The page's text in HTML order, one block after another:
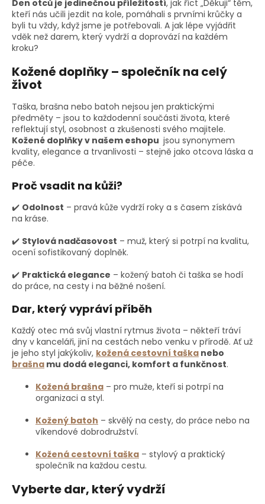
Den otců je jedinečnou příležitostí, jak říct „Děkuji“ těm,
kteří nás učili jezdit na kole, pomáhali s prvními krůčky a
byli tu vždy, když jsme je potřebovali. A jak lépe vyjádřit
vděk než darem, který vydrží a doprovází na každém
kroku?
Kožené doplňky – společník na celý
život
Taška, brašna nebo batoh nejsou jen praktickými
předměty – jsou to každodenní součásti života, které
reflektují styl, osobnost a zkušenosti svého majitele.
Kožené doplňky v našem eshopu jsou synonymem
kvality, elegance a trvanlivosti – stejně jako otcova láska a
péče.
Proč vsadit na kůži?
✔️ Odolnost – pravá kůže vydrží roky a s časem získává
na kráse.
✔️ Stylová nadčasovost – muž, který si potrpí na kvalitu,
ocení sofistikovaný doplněk.
✔️ Praktická elegance – kožený batoh či taška se hodí
do práce, na cesty i na běžné nošení.
Dar, který vypráví příběh
Každý otec má svůj vlastní rytmus života – někteří tráví
dny v kanceláři, jiní na cestách nebo venku v přírodě. Ať už
je jeho styl jakýkoliv, kožená cestovní taška nebo
brašna mu dodá eleganci, komfort a funkčnost.
Kožená brašna – pro muže, kteří si potrpí na
organizaci a styl.
Kožený batoh – skvělý na cesty, do práce nebo na
víkendové dobrodružství.
Kožená cestovní taška – stylový a praktický
společník na každou cestu.
Vyberte dar, který vydrží